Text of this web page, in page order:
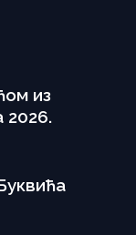
из
2026.